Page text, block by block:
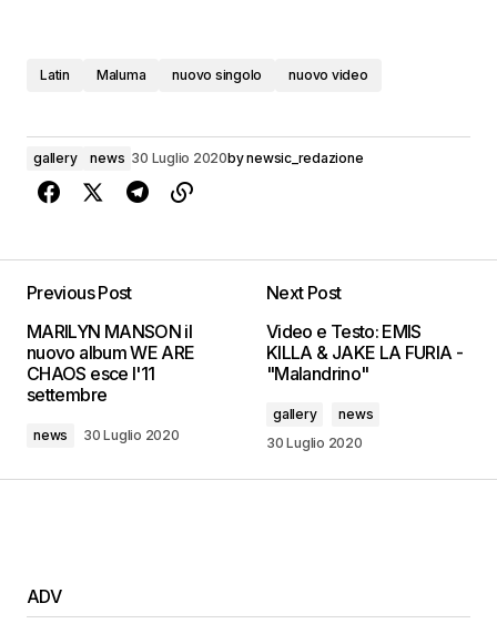
Latin Maluma nuovo singolo nuovo video
gallery news 30 Luglio 2020bynewsic_redazione
Previous Post
MARILYN MANSON il
nuovo album WE ARE
CHAOS esce l'11
settembre
news 30 Luglio 2020
Next Post
Video e Testo: EMIS
KILLA & JAKE LA FURIA -
"Malandrino"
gallery
news
30 Luglio 2020
ADV